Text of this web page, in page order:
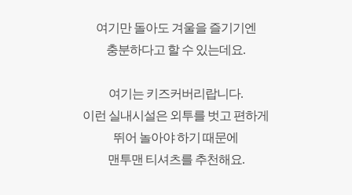
여기만 돌아도 겨울을 즐기기엔
충분하다고 할 수 있는데요.
여기는 키즈커버리랍니다.
이런 실내시설은 외투를 벗고 편하게
뛰어 놀아야 하기 때문에
맨투맨 티셔츠를 추천해요.